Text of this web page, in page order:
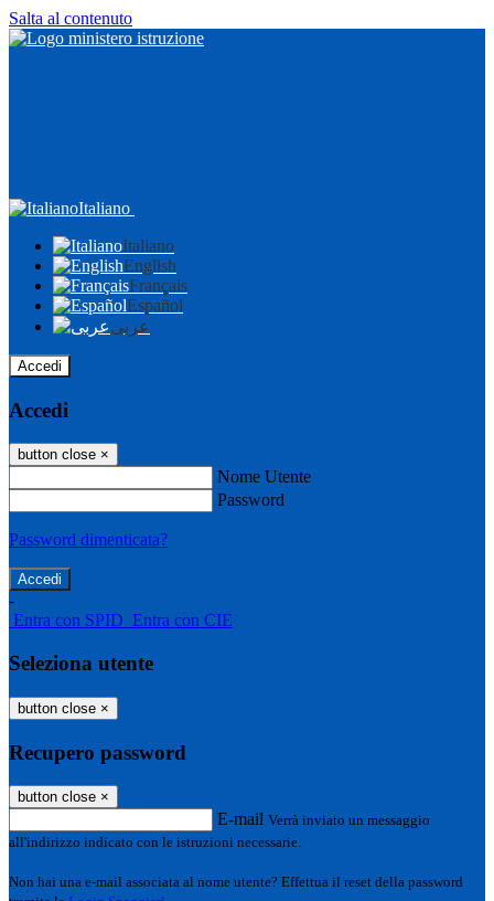
Salta al contenuto
Italiano
Italiano
English
Français
Español
عربى
Accedi
Accedi
button close ×
Nome Utente
Password
Password dimenticata?
-
Entra con SPID Entra con CIE
Seleziona utente
button close ×
Recupero password
button close ×
E-mail Verrà inviato un messaggio
all'indirizzo indicato con le istruzioni necessarie.
Non hai una e-mail associata al nome utente? Effettua il reset della password